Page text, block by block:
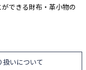
ートに入れる
できる財布・革小物の
いについて